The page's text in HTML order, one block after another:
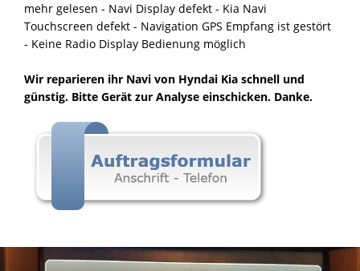
mehr gelesen - Navi Display defekt - Kia Navi
Touchscreen defekt - Navigation GPS Empfang ist gestört
- Keine Radio Display Bedienung möglich
Wir reparieren ihr Navi von Hyndai Kia schnell und
günstig. Bitte Gerät zur Analyse einschicken. Danke.